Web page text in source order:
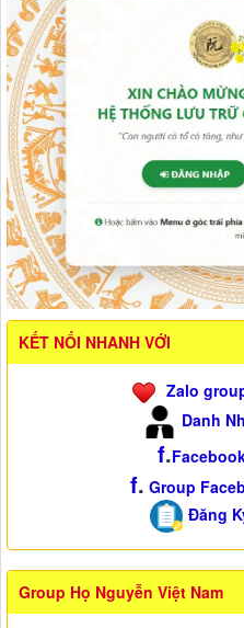
KẾT NỐI NHANH VỚI
Zalo
Danh
f.
f. Group
Đăng
Group Họ Nguyễn Việt Nam